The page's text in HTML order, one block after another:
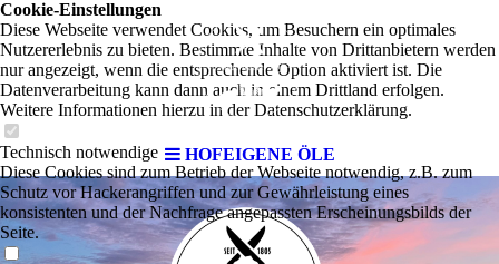
HOFEIGENE ÖLE
Cookie-Einstellungen
Diese Webseite verwendet Cookies, um Besuchern ein optimales
Nutzererlebnis zu bieten. Bestimmte Inhalte von Drittanbietern werden
nur angezeigt, wenn die entsprechende Option aktiviert ist. Die
Datenverarbeitung kann dann auch in einem Drittland erfolgen.
Weitere Informationen hierzu in der Datenschutzerklärung.
Technisch notwendige
Diese Cookies sind zum Betrieb der Webseite notwendig, z.B. zum
Schutz vor Hackerangriffen und zur Gewährleistung eines
konsistenten und der Nachfrage angepassten Erscheinungsbilds der
Seite.